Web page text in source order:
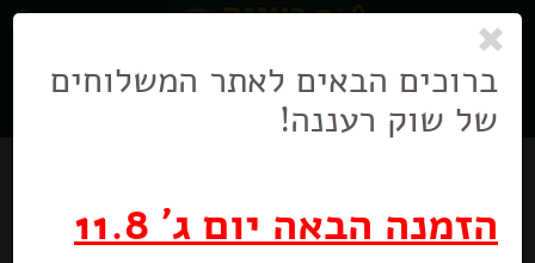
ניווט
בניווט
ברוכים הבאים לאתר המשלוחים
של שוק רעננה!
הזמנה הבאה יום ג' 11.8